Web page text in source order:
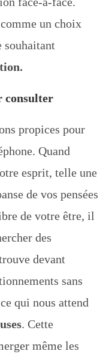
un choix
souhaitant
consulter
propices pour
Quand
esprit, telle une
de vos pensées
de votre être, il
des
devant
sans
qui nous attend
. Cette
même les